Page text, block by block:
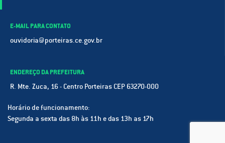
E-MAIL PARA CONTATO
ouvidoria@porteiras.ce.gov.br
ENDEREÇO DA PREFEITURA
R. Mte. Zuca, 16 - Centro Porteiras CEP 63270-000
Horário de funcionamento:
Segunda a sexta das 8h às 11h e das 13h as 17h